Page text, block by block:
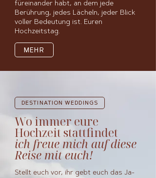
füreinander habt, an dem jede
Berührung, jedes Lächeln, jeder Blick
voller Bedeutung ist. Euren
Hochzeitstag.
MEHR
Stellt euch vor, ihr gebt euch das Ja-
DESTINATION WEDDINGS
Wo immer eure
Hochzeit stattfindet
ich freue mich auf diese
Reise mit euch!